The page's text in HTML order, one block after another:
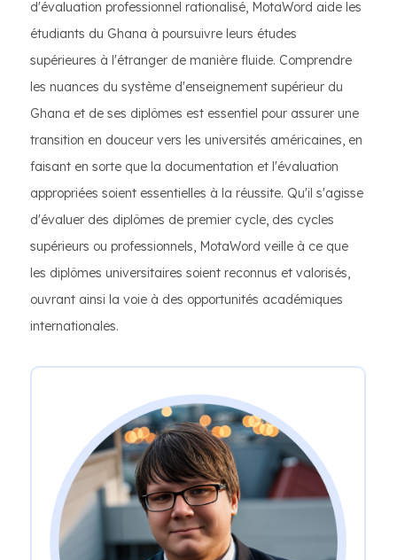
d'évaluation professionnel rationalisé, MotaWord aide les
étudiants du Ghana à poursuivre leurs études
supérieures à l'étranger de manière fluide. Comprendre
les nuances du système d'enseignement supérieur du
Ghana et de ses diplômes est essentiel pour assurer une
transition en douceur vers les universités américaines, en
faisant en sorte que la documentation et l'évaluation
appropriées soient essentielles à la réussite. Qu'il s'agisse
d'évaluer des diplômes de premier cycle, des cycles
supérieurs ou professionnels, MotaWord veille à ce que
les diplômes universitaires soient reconnus et valorisés,
ouvrant ainsi la voie à des opportunités académiques
internationales.